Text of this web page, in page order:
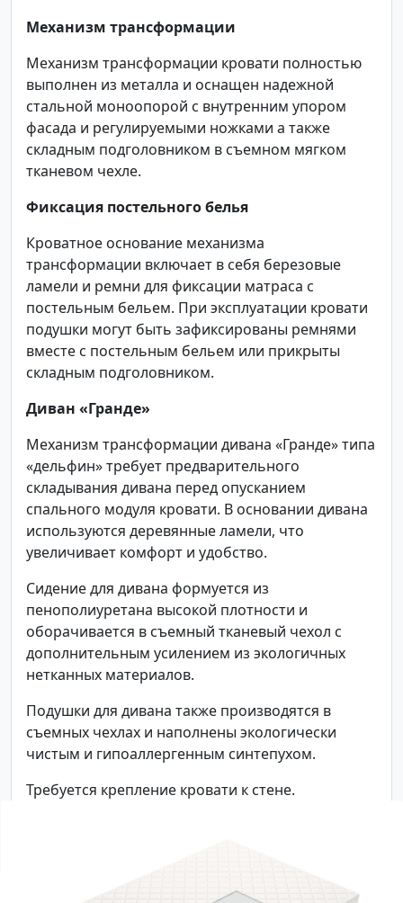
Механизм трансформации
Механизм трансформации кровати полностью
выполнен из металла и оснащен надежной
стальной моноопорой с внутренним упором
фасада и регулируемыми ножками а также
складным подголовником в съемном мягком
тканевом чехле.
Фиксация постельного белья
Кроватное основание механизма
трансформации включает в себя березовые
ламели и ремни для фиксации матраса с
постельным бельем. При эксплуатации кровати
подушки могут быть зафиксированы ремнями
вместе с постельным бельем или прикрыты
складным подголовником.
Диван «Гранде»
Механизм трансформации дивана «Гранде» типа
«дельфин» требует предварительного
складывания дивана перед опусканием
спального модуля кровати. В основании дивана
используются деревянные ламели, что
увеличивает комфорт и удобство.
Сидение для дивана формуется из
пенополиуретана высокой плотности и
оборачивается в съемный тканевый чехол с
дополнительным усилением из экологичных
нетканных материалов.
Подушки для дивана также производятся в
съемных чехлах и наполнены экологически
чистым и гипоаллергенным синтепухом.
Требуется крепление кровати к стене.
С этим товаром смотрят